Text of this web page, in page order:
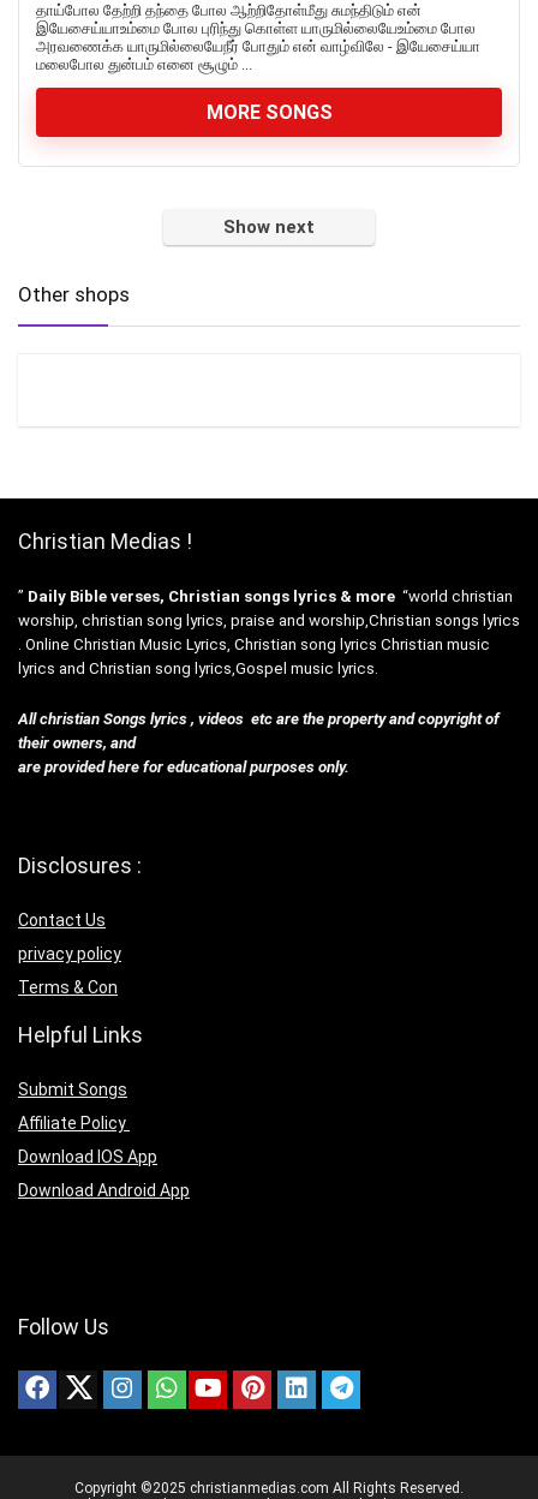
தாய்போல தேற்றி தந்தை போல ஆற்றிதோள்மீது சுமந்திடும் என்
இயேசைய்யாஉம்மை போல புரிந்து கொள்ள யாருமில்லையேஉம்மை போல
அரவணைக்க யாருமில்லையேநீர் போதும் என் வாழ்விலே - இயேசைய்யா
மலைபோல துன்பம் எனை சூழும் ...
MORE SONGS
Show next
Other shops
Christian Medias !
” Daily Bible verses, Christian songs lyrics & more “world christian
worship, christian song lyrics, praise and worship,Christian songs lyrics
. Online Christian Music Lyrics, Christian song lyrics Christian music
lyrics and Christian song lyrics,Gospel music lyrics.
All christian Songs lyrics , videos etc are the property and copyright of
their owners, and
are provided here for educational purposes only.
Disclosures :
Contact Us
privacy policy
Terms & Con
Helpful Links
Submit Songs
Affiliate Policy
Download IOS App
Download Android App
Follow Us
Copyright ©2025 christianmedias.com All Rights Reserved.